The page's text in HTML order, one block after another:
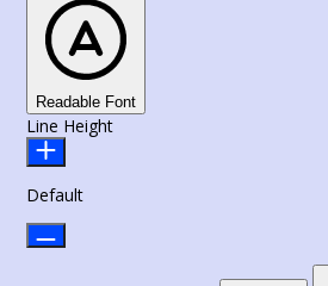
Readable Font
Line Height
Default